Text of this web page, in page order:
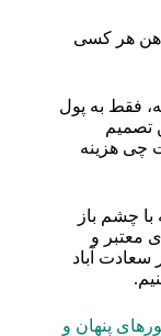
ذهن هر کسی
فقط به پول
تصمیم
چی هزینه
با چشم باز
معتبر و
سعادت آباد
پنهان و